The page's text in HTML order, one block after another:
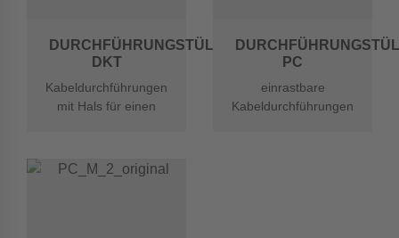
DURCHFÜHRUNGSTÜLLEN
DKT
Kabeldurchführungen
mit Hals für einen
PC
einrastbare
Kabeldurchführungen